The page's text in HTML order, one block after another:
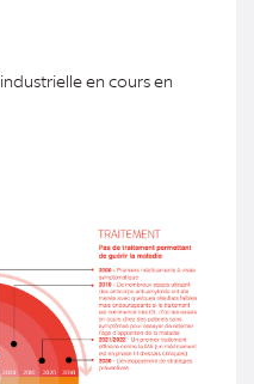
en cours en